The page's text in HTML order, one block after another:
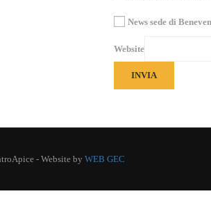
News sede di
Website
INVIA
- Website by WEB GEC